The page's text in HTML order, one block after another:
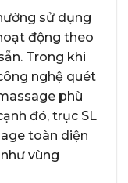
sử dụng
động theo
Trong khi
nghệ quét
phù
đó, trục SL
toàn diện
vùng